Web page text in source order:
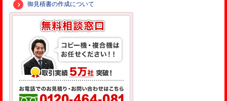
御見積書の作成について